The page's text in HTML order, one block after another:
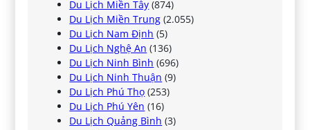
Du Lịch Miền Tây (874)
Du Lịch Miền Trung (2.055)
Du Lịch Nam Định (5)
Du Lịch Nghệ An (136)
Du Lịch Ninh Bình (696)
Du Lịch Ninh Thuận (9)
Du Lịch Phú Thọ (253)
Du Lịch Phú Yên (16)
Du Lịch Quảng Bình (3)